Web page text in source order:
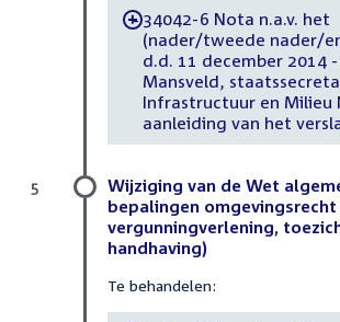
-34042-6 Nota n.a.v. het
(nader/tweede nader/
d.d. 11 december 2014 -
Mansveld,
Infrastructuur en Milieu
aanleiding van het
Wijziging van de Wet
bepalingen
vergunningverlening,
handhaving)
Te behandelen:
5